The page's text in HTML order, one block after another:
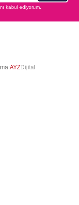
kabul ediyorum.
AYZDijital